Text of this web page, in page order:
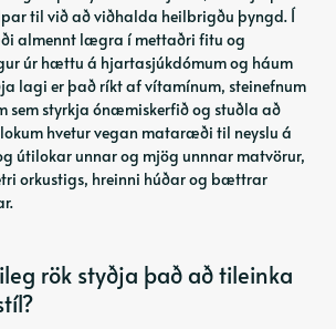
til við að viðhalda heilbrigðu þyngd. Í
almennt lægra í mettaðri fitu og
úr hættu á hjartasjúkdómum og háum
lagi er það ríkt af vítamínum, steinefnum
sem styrkja ónæmiskerfið og stuðla að
hvetur vegan mataræði til neyslu á
útilokar unnar og mjög unnnar matvörur,
orkustigs, hreinni húðar og bættrar
rök styðja það að tileinka